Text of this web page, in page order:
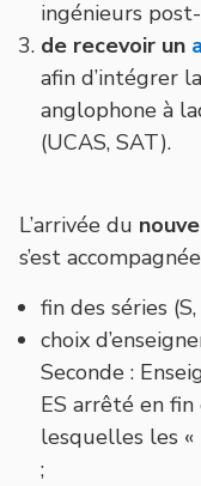
ingénieurs
de recevoir un
afin d’intégrer
anglophone à
(UCAS, SAT).
L’arrivée du
s’est
fin des séries (S,
choix
Seconde :
ES arrêté en
lesquelles les
;